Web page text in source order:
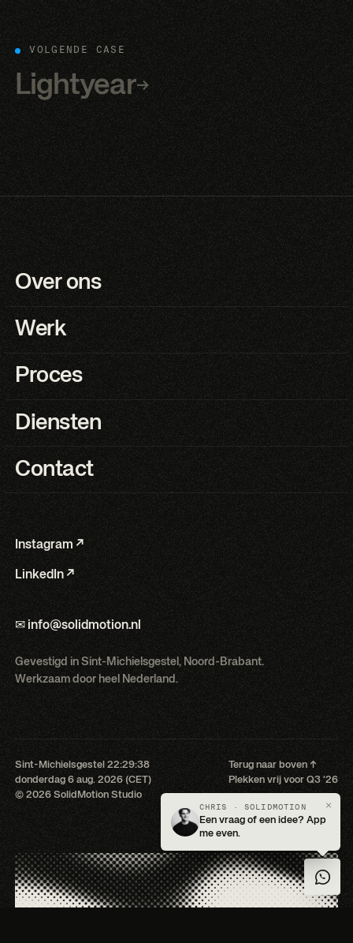
VOLGENDE CASE
Lightyear→
Over ons
Werk
Proces
Diensten
Contact
Instagram ↗
LinkedIn ↗
✉ info@solidmotion.nl
Gevestigd in Sint-Michielsgestel, Noord-Brabant.
Werkzaam door heel Nederland.
Sint-Michielsgestel22:29:39
donderdag 6 aug. 2026 (CET)
Terug naar boven ↑
Plekken vrij voor Q3 '26
© 2026 SolidMotion Studio
CHRIS · SOLIDMOTION
Een vraag of een idee? App
me even.
×